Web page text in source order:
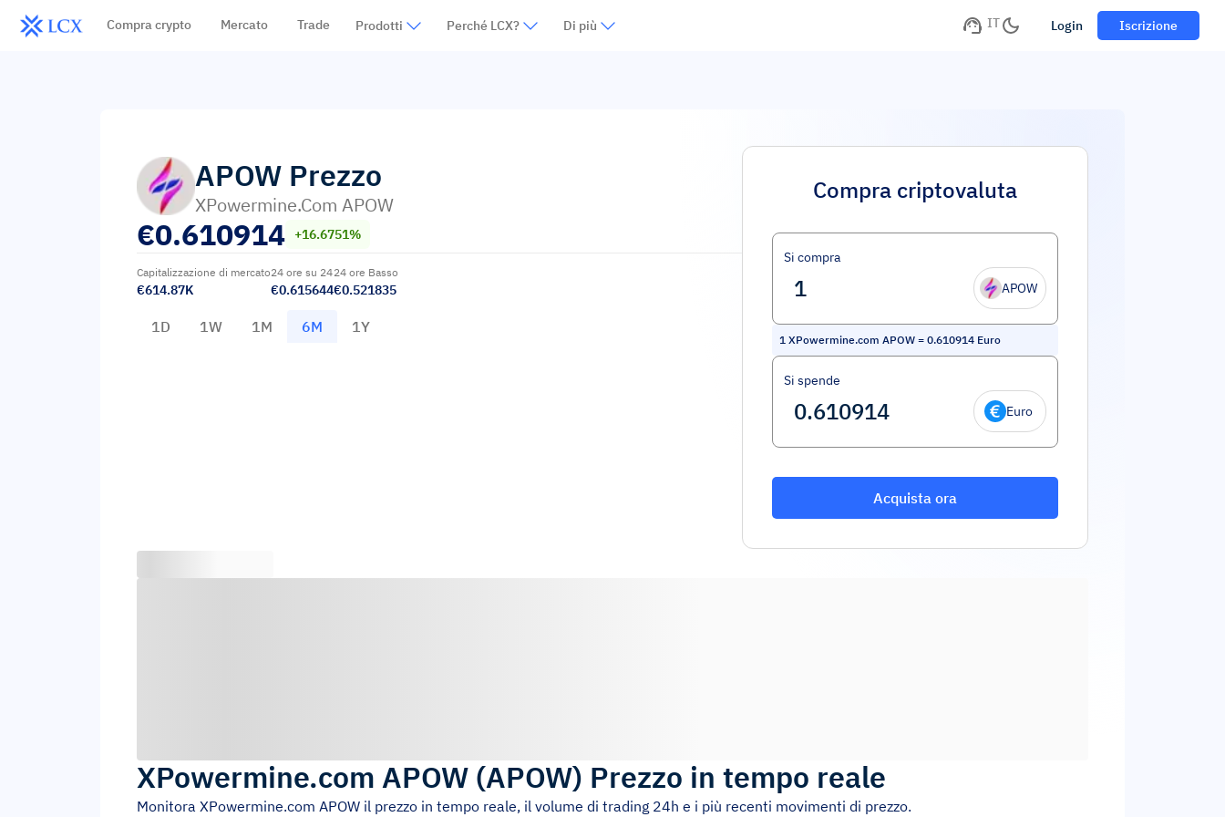
Compra crypto Mercato Trade Prodotti Perché LCX? Di più IT Login Iscrizione
APOW Prezzo
XPowermine.com APOW
€0.610914 +16.6751%
Capitalizzazione di mercato
€614.87K
24 ore su 24
€0.615644
24 ore Basso
€0.521835
1D 1W 1M 6M 1Y
Compra criptovaluta
Si compra
APOW
1 XPowermine.com APOW = 0.610914 Euro
Si spende
Euro
Acquista ora
XPowermine.com APOW (APOW) Prezzo in tempo reale
Monitora XPowermine.com APOW il prezzo in tempo reale, il volume di trading 24h e i più recenti movimenti di prezzo.